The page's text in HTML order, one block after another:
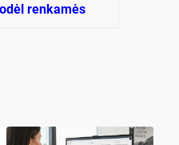
renkamės